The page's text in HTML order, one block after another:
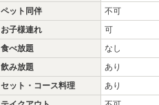
個室
なし
座席のタイプ
カウンター、
駐車場
なし
ペット同伴
不可
お子様連れ
可